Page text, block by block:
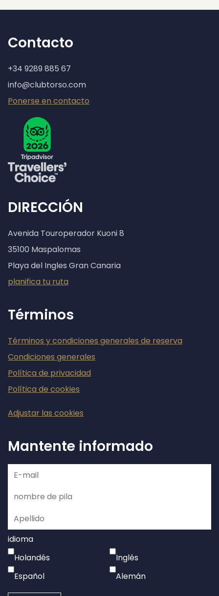
Contacto
+34 9289 885 67
info@clubtorso.com
Ponerse en contacto
DIRECCIÓN
Avenida Touroperador Kuoni 8
35100 Maspalomas
Playa del Ingles Gran Canaria
planifica tu ruta
Términos
Términos y condiciones generales de reserva
Condiciones generales
Política de privacidad
Política de cookies
Adjustar las cookies
Mantente informado
idioma
Holandés
Inglés
Español
Alemán